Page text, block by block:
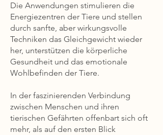
Die Anwendungen stimulieren die
Energiezentren der Tiere und stellen
durch sanfte, aber wirkungsvolle
Techniken das Gleichgewicht wieder
her, unterstützen die körperliche
Gesundheit und das emotionale
Wohlbefinden der Tiere.
In der faszinierenden Verbindung
zwischen Menschen und ihren
tierischen Gefährten offenbart sich oft
mehr, als auf den ersten Blick